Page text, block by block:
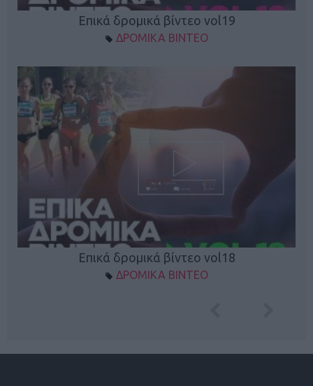
Επικά δρομικά βίντεο vol19
ΔΡΟΜΙΚΑ ΒΙΝΤΕΟ
Επικά δρομικά βίντεο vol18
ΔΡΟΜΙΚΑ ΒΙΝΤΕΟ